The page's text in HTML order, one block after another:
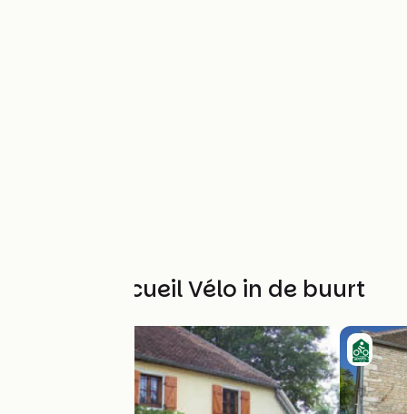
Andere Accueil Vélo in de buurt